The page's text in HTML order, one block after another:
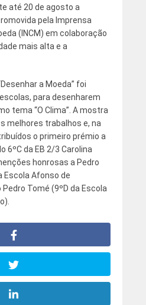
até 20 de agosto a
pela Imprensa
(INCM) em colaboração
mais alta e a
a Moeda” foi
para desenharem
tema “O Clima”. A mostra
melhores trabalhos e, na
o primeiro prémio a
6ºC da EB 2/3 Carolina
honrosas a Pedro
Escola Afonso de
Tomé (9ºD da Escola